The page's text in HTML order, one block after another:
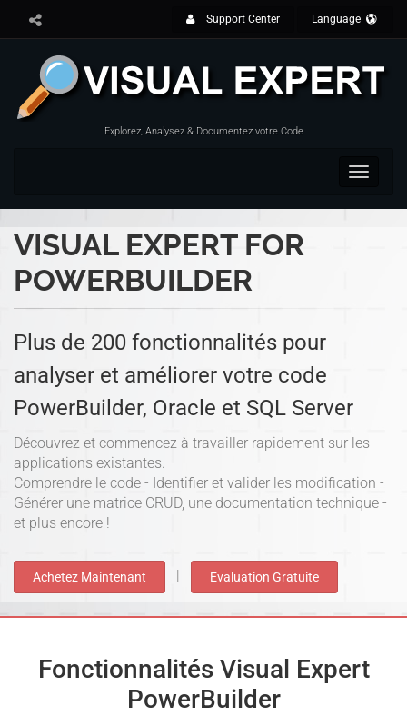
Support Center Language
Explorez, Analysez & Documentez votre Code
Toggle
VISUAL EXPERT FOR
POWERBUILDER
Plus de 200 fonctionnalités pour
analyser et améliorer votre code
PowerBuilder, Oracle et SQL Server
Découvrez et commencez à travailler rapidement sur les
applications existantes.
Comprendre le code - Identifier et valider les modification -
Générer une matrice CRUD, une documentation technique -
et plus encore !
Achetez Maintenant Evaluation Gratuite
Fonctionnalités Visual Expert
PowerBuilder